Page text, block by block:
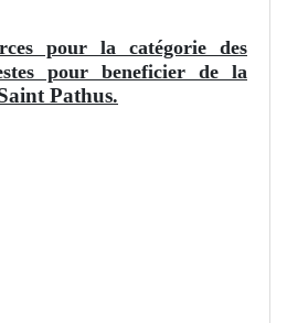
pour la catégorie des
pour beneficier de la
Pathus.